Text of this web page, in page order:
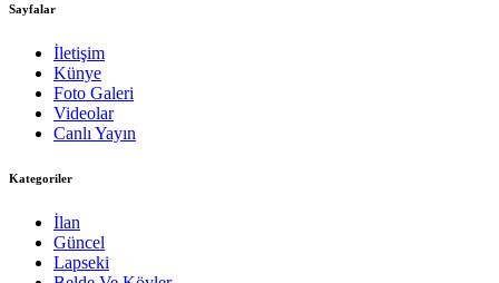
Sayfalar
İletişim
Künye
Foto Galeri
Videolar
Canlı Yayın
Kategoriler
İlan
Güncel
Lapseki